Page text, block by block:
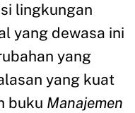
lingkungan
yang dewasa ini
yang
yang kuat
buku Manajemen